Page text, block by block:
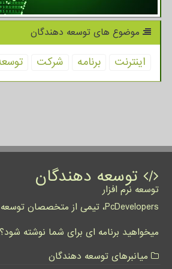
موضوع های توسعه دهندگان
اینترنت برنامه شركت
توسعه دهندگان
توسعه نرم افزار
PcDevelopers، تیمی از متخصصان توسعه نرم افزار که ایده های شما را به واقعیت تبدیل نموده و کسب و کار شما را متحول می کنند.
میخواهید برنامه ای برای شما نوشته شود؟
میانبرهای توسعه دهندگان